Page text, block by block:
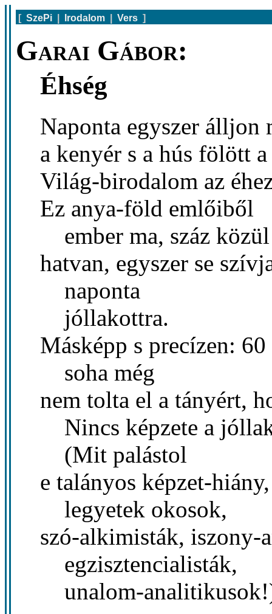
[ SzePi Irodalom Vers ]
Garai Gábor:
Éhség
Naponta egyszer álljon
a kenyér s a hús fölött
Világ-birodalom az
Ez anya-föld emlőiből
ember ma, száz közül
hatvan, egyszer se
naponta
jóllakottra.
Másképp s precízen: 60
soha még
nem tolta el a tányért,
Nincs képzete a
(Mit palástol
e talányos képzet-
legyetek okosok,
szó-alkimisták, iszony-
egzisztencialisták,
unalom-